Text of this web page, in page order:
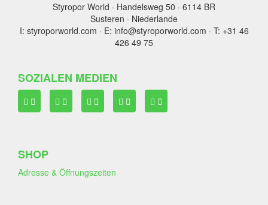
Styropor World · Handelsweg 50 · 6114 BR
Susteren · Niederlande
I: styroporworld.com · E: info@styroporworld.com · T: +31 46
426 49 75
SOZIALEN MEDIEN
SHOP
Adresse & Öffnungszeiten